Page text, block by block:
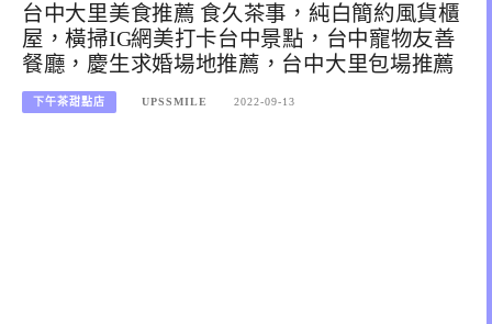
台中大里美食推薦 食久茶事，純白簡約風貨櫃
屋，橫掃IG網美打卡台中景點，台中寵物友善
餐廳，慶生求婚場地推薦，台中大里包場推薦
下午茶甜點店 UPSSMILE 2022-09-13